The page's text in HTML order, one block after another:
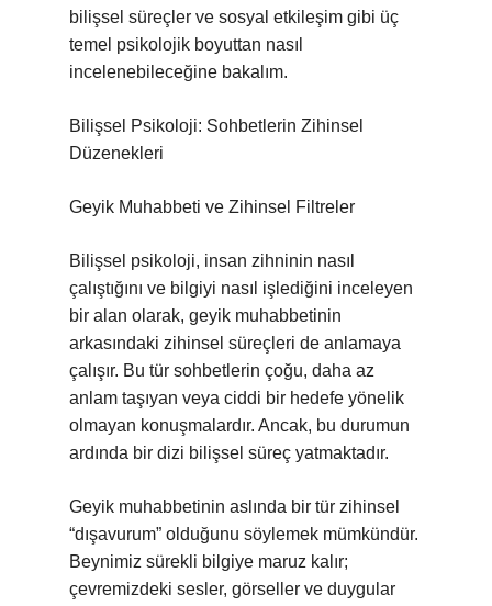
bilişsel süreçler ve sosyal etkileşim gibi üç
temel psikolojik boyuttan nasıl
incelenebileceğine bakalım.
Bilişsel Psikoloji: Sohbetlerin Zihinsel
Düzenekleri
Geyik Muhabbeti ve Zihinsel Filtreler
Bilişsel psikoloji, insan zihninin nasıl
çalıştığını ve bilgiyi nasıl işlediğini inceleyen
bir alan olarak, geyik muhabbetinin
arkasındaki zihinsel süreçleri de anlamaya
çalışır. Bu tür sohbetlerin çoğu, daha az
anlam taşıyan veya ciddi bir hedefe yönelik
olmayan konuşmalardır. Ancak, bu durumun
ardında bir dizi bilişsel süreç yatmaktadır.
Geyik muhabbetinin aslında bir tür zihinsel
“dışavurum” olduğunu söylemek mümkündür.
Beynimiz sürekli bilgiye maruz kalır;
çevremizdeki sesler, görseller ve duygular